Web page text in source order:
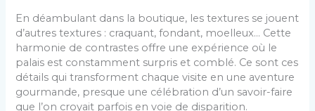
En déambulant dans la boutique, les textures se jouent
d’autres textures : craquant, fondant, moelleux… Cette
harmonie de contrastes offre une expérience où le
palais est constamment surpris et comblé. Ce sont ces
détails qui transforment chaque visite en une aventure
gourmande, presque une célébration d’un savoir-faire
que l’on croyait parfois en voie de disparition.